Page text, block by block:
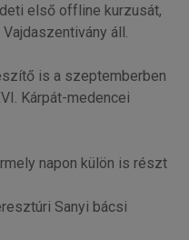
első offline kurzusát,
áll.
is a szeptemberben
Kárpát-medencei
napon külön is részt
Sanyi bácsi